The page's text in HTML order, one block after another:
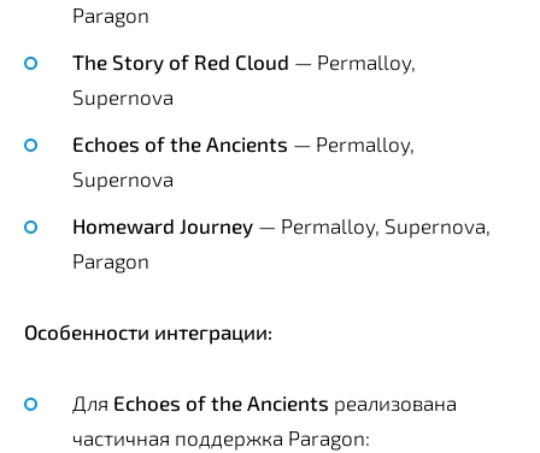
Paragon
The Story of Red Cloud — Permalloy,
Supernova
Echoes of the Ancients — Permalloy,
Supernova
Homeward Journey — Permalloy, Supernova,
Paragon
Особенности интеграции:
Для Echoes of the Ancients реализована
частичная поддержка Paragon: